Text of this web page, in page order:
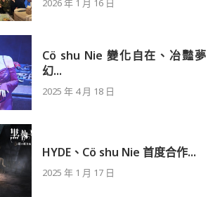
Cö shu Nie 變化自在、冶豔夢
幻...
2025 年 4 月 18 日
HYDE、Cö shu Nie 首度合作...
2025 年 1 月 17 日